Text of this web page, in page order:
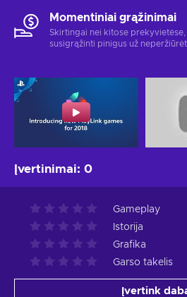
Momentiniai grąžinimai
Skirtingai nei kitose
susigrąžinti pinigus už
Įvertinimai: 0
Gameplay
Istorija
Grafika
Garso takelis
Įvertink